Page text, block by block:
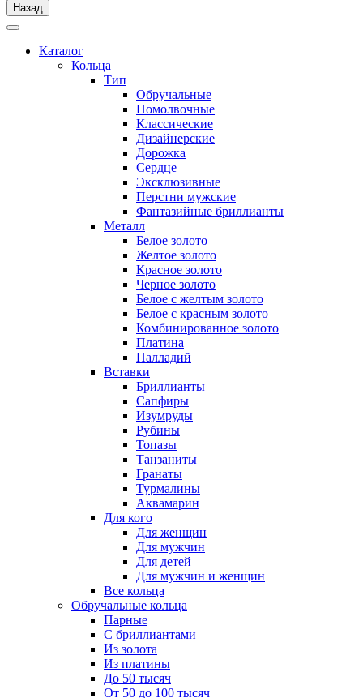
Назад
Каталог
Кольца
Тип
Обручальные
Помолвочные
Классические
Дизайнерские
Дорожка
Сердце
Эксклюзивные
Перстни мужские
Фантазийные бриллианты
Металл
Белое золото
Желтое золото
Красное золото
Черное золото
Белое с желтым золото
Белое с красным золото
Комбинированное золото
Платина
Палладий
Вставки
Бриллианты
Сапфиры
Изумруды
Рубины
Топазы
Танзаниты
Гранаты
Турмалины
Аквамарин
Для кого
Для женщин
Для мужчин
Для детей
Для мужчин и женщин
Все кольца
Обручальные кольца
Парные
С бриллиантами
Из золота
Из платины
До 50 тысяч
От 50 до 100 тысяч